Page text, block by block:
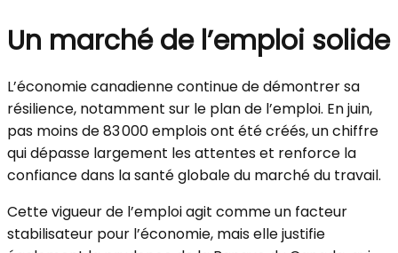
Un marché de l’emploi solide
L’économie canadienne continue de démontrer sa
résilience, notamment sur le plan de l’emploi. En juin,
pas moins de 83 000 emplois ont été créés, un chiffre
qui dépasse largement les attentes et renforce la
confiance dans la santé globale du marché du travail.
Cette vigueur de l’emploi agit comme un facteur
stabilisateur pour l’économie, mais elle justifie